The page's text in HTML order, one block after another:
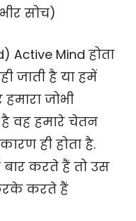
सोच)
Mind होता
जाती है या हमें
जोभी
है वह हमारे चेतन
ही होता है.
करते हैं तो उस
करते हैं